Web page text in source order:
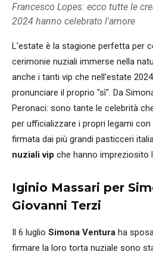
Francesco Lopes: ecco tutte le
2024 hanno celebrato l'amore
L'estate è la stagione perfetta per
cerimonie nuziali immerse nella
anche i tanti vip che nell'estate
pronunciare il proprio "sì". Da
Peronaci: sono tante le celebrità
per ufficializzare i propri legami
firmata dai più grandi pasticceri
nuziali vip che hanno impreziosito
Iginio Massari per
Giovanni Terzi
Il 6 luglio Simona Ventura ha
firmare la loro torta nuziale sono